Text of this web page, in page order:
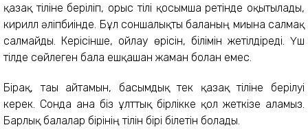
қазақ тіліне беріліп, орыс тілі қосымша ретінде оқытылады,
кирилл әліпбиінде. Бұл соншалықты баланың миына салмақ
салмайды. Керісінше, ойлау өрісін, білімін жетілдіреді. Үш
тілде сөйлеген бала ешқашан жаман болған емес.
Бірақ, тағы айтамын, басымдық тек қазақ тіліне берілуі
керек. Сонда ғана біз ұлттық бірлікке қол жеткізе аламыз.
Барлық балалар бірінің тілін бірі білетін болады.